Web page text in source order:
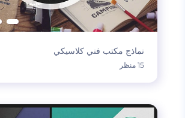
نماذج مكتب فني كلاسيكي
15 منظر